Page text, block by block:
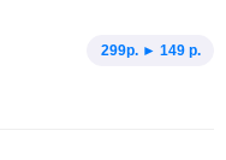
299p. ► 149 р.